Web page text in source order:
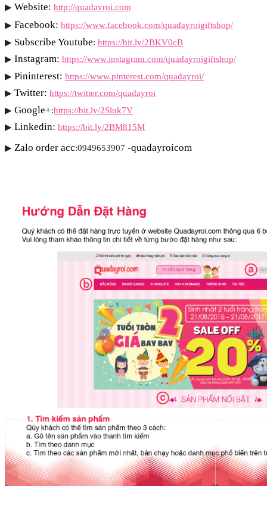
▶ Website: http://quadayroi.com
▶ Facebook: https://www.facebook.com/quadayroigiftshop/
▶ Subscribe Youtube: https://bit.ly/2BKV0cB
▶ Instagram: https://www.instagram.com/quadayroigiftshop/
▶ Pininterest: https://www.pinterest.com/quadayroi/
▶ Twitter: https://twitter.com/quadayroi
▶ Google+:https://bit.ly/2Sluk7V
▶ Linkedin: https://bit.ly/2BM815M
▶ Zalo order acc:0949653907 -quadayroicom